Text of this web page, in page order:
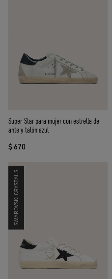
Super-Star para mujer con estrella de
ante y talón azul
$ 670
SWAROVSKI CRYSTALS